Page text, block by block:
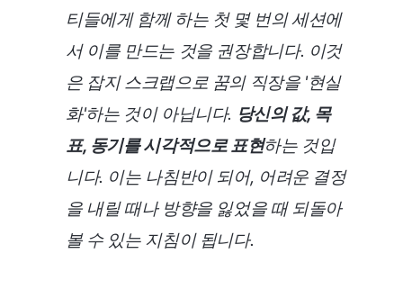
티들에게 함께 하는 첫 몇 번의 세션에
서 이를 만드는 것을 권장합니다. 이것
은 잡지 스크랩으로 꿈의 직장을 '현실
화'하는 것이 아닙니다. 당신의 값, 목
표, 동기를 시각적으로 표현하는 것입
니다. 이는 나침반이 되어, 어려운 결정
을 내릴 때나 방향을 잃었을 때 되돌아
볼 수 있는 지침이 됩니다.